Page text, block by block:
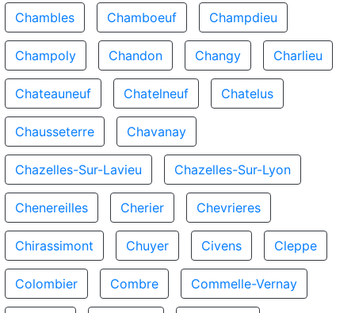
Chambles Chamboeuf Champdieu
Champoly Chandon Changy Charlieu
Chateauneuf Chatelneuf Chatelus
Chausseterre Chavanay
Chazelles-Sur-Lavieu Chazelles-Sur-Lyon
Chenereilles Cherier Chevrieres
Chirassimont Chuyer Civens Cleppe
Colombier Combre Commelle-Vernay